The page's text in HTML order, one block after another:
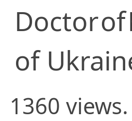
Doctorof
of
1360